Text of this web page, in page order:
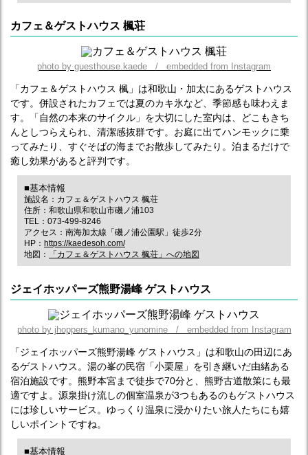
カフェ＆ゲストハウス 楓荘
photo by guesthouse.kaede / embedded from Instagram
「カフェ＆ゲストハウス 楓」は和歌山・加太にあるゲストハウス
です。併設されたカフェでは夏のカキ氷など、季節感も味わえま
す。「自然の本来のサイクル」を大切にした室内は、どこもきち
んとしつらえられ、清潔感抜群です。お庭に出てハンモックに乗
ってみたり、すぐそばの海までお散歩してみたり。泊まるだけで
癒し効果があると評判です。
■基本情報
施設名：カフェ＆ゲストハウス 楓荘
住所：和歌山県和歌山市磯ノ浦103
TEL：073-499-8246
アクセス：南海加太線「磯ノ浦公園駅」徒歩2分
HP： https://kaedesoh.com/
地図：
「カフェ＆ゲストハウス 楓荘」への地図
ジェイホッパーズ熊野湯峰 ゲストハウス
photo by jhoppers_kumano_yunomine / embedded from Instagram
「ジェイホッパーズ熊野湯峰 ゲストハウス」は和歌山の田辺にあ
るゲストハウス。湯の峯の民宿「小栗屋」を引き継いだ由緒ある
宿泊施設です。熊野本宮まで徒歩で70分と、熊野古道散策にも最
適ですよ。源泉掛け流しの個室温泉が3つもあるのもゲストハウス
には珍しいサービス。ゆっくり温泉に浸かりたい旅人たちにも嬉
しいポイントですね。
■基本情報